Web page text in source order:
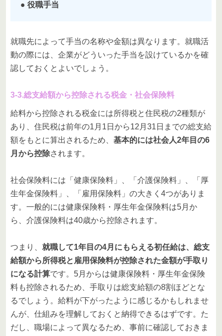
● 役職手当
就職先によって手当の名称や金額は異なります。就職活
動の際には、企業がどういった手当を設けているかを確
認しておくとよいでしょう。
3-3.総支給額から控除される税金・社会保険料
給料から控除される税金には所得税と住民税の2種類が
あり、住民税は前年の1月1日から12月31日までの総支給
額をもとに算出されるため、 基本的には社会人2年目の6
月から控除されます。
社会保険料には「健康保険料」、「介護保険料」、「厚
生年金保険料」、「雇用保険料」の大きく4つがありま
す。一般的には健康保険料・厚生年金保険料は5月か
ら、介護保険料は40歳から控除されます。
つまり、 就職して1年目の4月にもらえる初任給は、総支
給額から所得税と雇用保険料が控除された金額が手取り
になる計算です。5月からは健康保険料・厚生年金保険
料も控除されるため、手取りは総支給額の8割ほどとな
るでしょう。給料が下がったように感じるかもしれませ
んが、仕組みを理解しておくと納得できるはずです。た
だし、職場によって異なるため、事前に確認しておきま